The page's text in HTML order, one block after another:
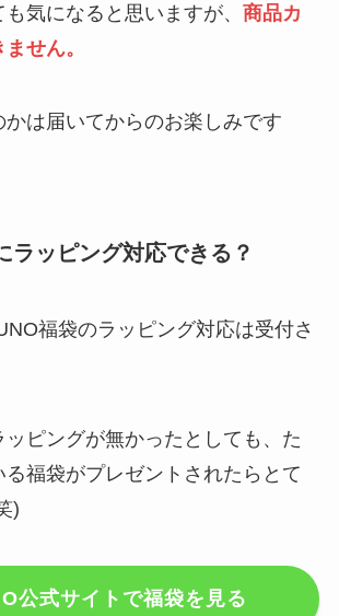
気になると思いますが、 商品カ
せん。
かは届いてからのお楽しみです
ラッピング対応できる？
福袋のラッピング対応は受付さ
ピングが無かったとしても、た
る福袋がプレゼントされたらとて
)
公式サイトで福袋を見る